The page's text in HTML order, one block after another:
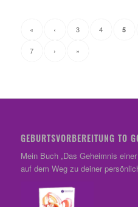
« ‹ 3 4 5
7 › »
GEBURTSVORBEREITUNG TO
Mein Buch „Das Geheimnis
auf dem Weg zu deiner